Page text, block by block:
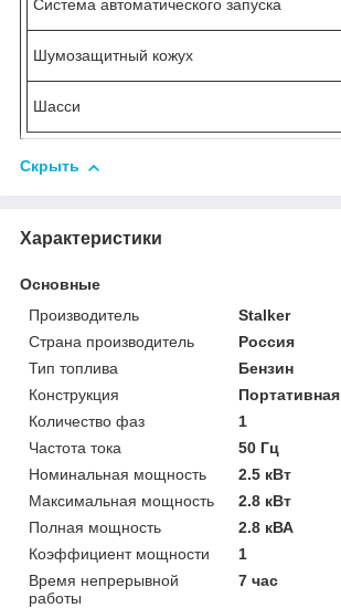
Система автоматического запуска
Шумозащитный кожух
Шасси
Скрыть
Характеристики
Основные
Производитель
Stalker
Страна производитель
Россия
Тип топлива
Бензин
Конструкция
Портативная
Количество фаз
1
Частота тока
50 Гц
Номинальная мощность
2.5 кВт
Максимальная мощность
2.8 кВт
Полная мощность
2.8 кВА
Коэффициент мощности
1
Время непрерывной
работы
7 час